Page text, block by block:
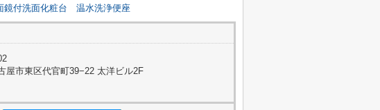
鏡付洗面化粧台 温水洗浄便座
屋市東区代官町39−22 太洋ビル2F